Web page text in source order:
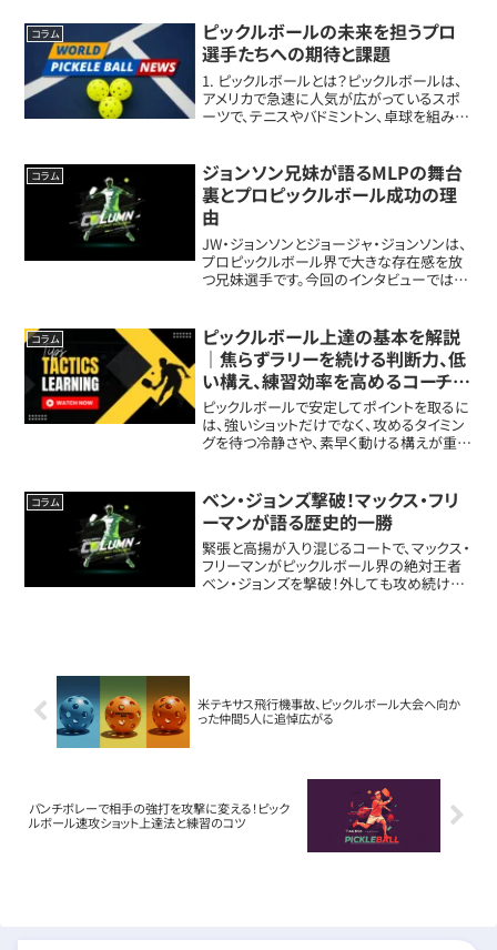
初心者でも気軽に始められるこのスポー
ツ、きっ...
コラム
ピックルボールの未来を担うプロ
選手たちへの期待と課題
1. ピックルボールとは？ピックルボールは、
アメリカで急速に人気が広がっているスポ
ーツで、テニスやバドミントン、卓球を組み合
謝の心ピックルボールのプロ選手には...
コラム
ジョンソン兄妹が語るMLPの舞台
裏とプロピックルボール成功の理
由
JW・ジョンソンとジョージャ・ジョンソンは、
プロピックルボール界で大きな存在感を放
つ兄妹選手です。今回のインタビューでは、2
が語られています。ジョンソン兄妹はプ...
コラム
ピックルボール上達の基本を解説
｜焦らずラリーを続ける判断力、低
い構え、練習効率を高めるコーチン
グ術とは
ピックルボールで安定してポイントを取るに
は、強いショットだけでなく、攻めるタイミン
グを待つ冷静さや、素早く動ける構えが重要
進め方を紹介します。焦らずプレーするこ...
コラム
ベン・ジョンズ撃破！マックス・フリ
ーマンが語る歴史的一勝
緊張と高揚が入り混じるコートで、マックス・
フリーマンがピックルボール界の絶対王者
ベン・ジョンズを撃破！外しても攻め続ける
米テキサス飛行機事故、ピックルボール大会へ向か
った仲間5人に追悼広がる
パンチボレーで相手の強打を攻撃に変える！ピック
ルボール速攻ショット上達法と練習のコツ